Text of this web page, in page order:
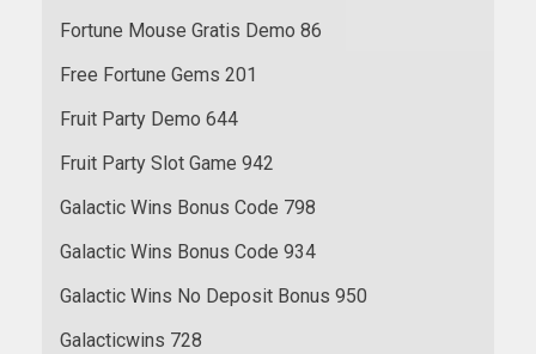
Fortune Mouse Gratis Demo 86
Free Fortune Gems 201
Fruit Party Demo 644
Fruit Party Slot Game 942
Galactic Wins Bonus Code 798
Galactic Wins Bonus Code 934
Galactic Wins No Deposit Bonus 950
Galacticwins 728